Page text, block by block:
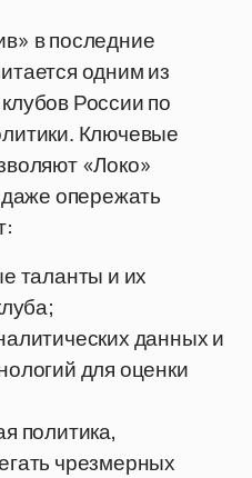
в последние
одним из
России по
Ключевые
«Локо»
опережать
таланты и их
данных и
для оценки
политика,
чрезмерных